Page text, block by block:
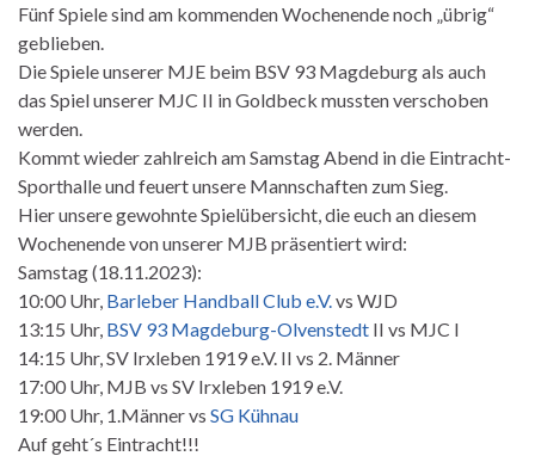
Fünf Spiele sind am kommenden Wochenende noch „übrig“
geblieben.
Die Spiele unserer MJE beim BSV 93 Magdeburg als auch
das Spiel unserer MJC II in Goldbeck mussten verschoben
werden.
Kommt wieder zahlreich am Samstag Abend in die Eintracht-
Sporthalle und feuert unsere Mannschaften zum Sieg.
Hier unsere gewohnte Spielübersicht, die euch an diesem
Wochenende von unserer MJB präsentiert wird:
Samstag (18.11.2023):
10:00 Uhr, Barleber Handball Club e.V.vs WJD
13:15 Uhr, BSV 93 Magdeburg-Olvenstedt II vs MJC I
14:15 Uhr, SV Irxleben 1919 e.V. II vs 2. Männer
17:00 Uhr, MJB vs SV Irxleben 1919 e.V.
19:00 Uhr, 1.Männer vs SG Kühnau
Auf geht´s Eintracht!!!